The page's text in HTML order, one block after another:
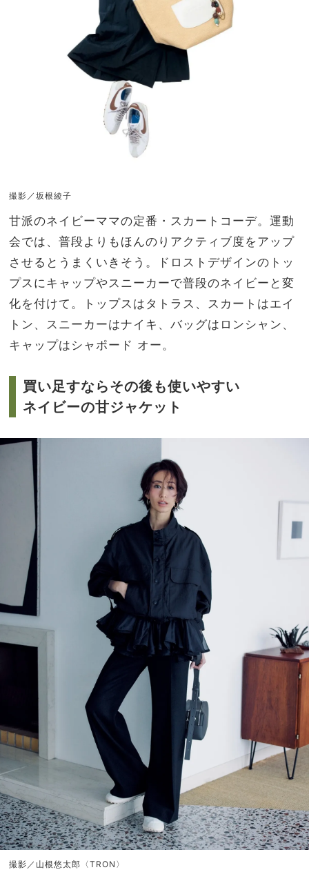
撮影／坂根綾子
甘派のネイビーママの定番・スカートコーデ。運動
会では、普段よりもほんのりアクティブ度をアップ
させるとうまくいきそう。ドロストデザインのトッ
プスにキャップやスニーカーで普段のネイビーと変
化を付けて。トップスはタトラス、スカートはエイ
トン、スニーカーはナイキ、バッグはロンシャン、
キャップはシャポード オー。
買い足すならその後も使いやすい
ネイビーの甘ジャケット
撮影／山根悠太郎〈TRON〉